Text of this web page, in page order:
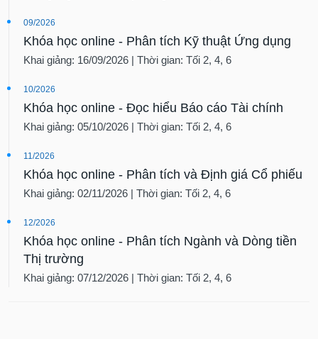
09/2026
Khóa học online - Phân tích Kỹ thuật Ứng dụng
Khai giảng: 16/09/2026 | Thời gian: Tối 2, 4, 6
10/2026
Khóa học online - Đọc hiểu Báo cáo Tài chính
Khai giảng: 05/10/2026 | Thời gian: Tối 2, 4, 6
11/2026
Khóa học online - Phân tích và Định giá Cổ phiếu
Khai giảng: 02/11/2026 | Thời gian: Tối 2, 4, 6
12/2026
Khóa học online - Phân tích Ngành và Dòng tiền
Thị trường
Khai giảng: 07/12/2026 | Thời gian: Tối 2, 4, 6